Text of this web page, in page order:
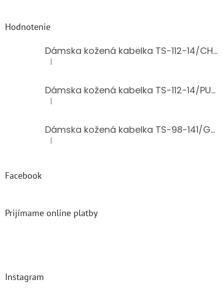
Hodnotenie
Dámska kožená kabelka TS-112-14/CHOCO
Hodnotenie produktu je 5 z 5 hviezdičiek.
|
Dámska kožená kabelka TS-112-14/PUDER
Hodnotenie produktu je 5 z 5 hviezdičiek.
|
Dámska kožená kabelka TS-98-141/GOLD
Hodnotenie produktu je 5 z 5 hviezdičiek.
|
Facebook
Prijímame online platby
Instagram